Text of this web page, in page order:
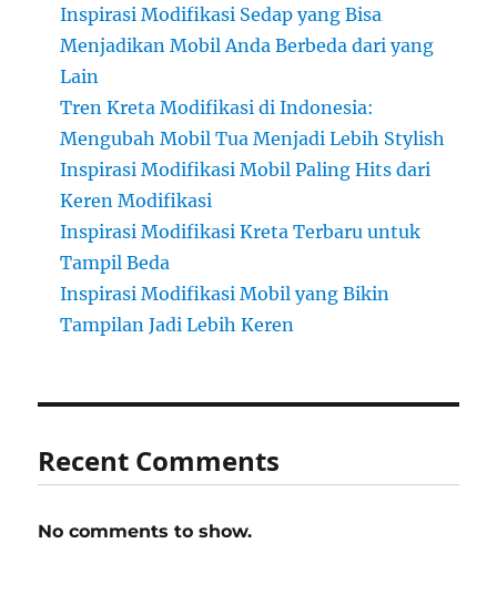
Inspirasi Modifikasi Sedap yang Bisa
Menjadikan Mobil Anda Berbeda dari yang
Lain
Tren Kreta Modifikasi di Indonesia:
Mengubah Mobil Tua Menjadi Lebih Stylish
Inspirasi Modifikasi Mobil Paling Hits dari
Keren Modifikasi
Inspirasi Modifikasi Kreta Terbaru untuk
Tampil Beda
Inspirasi Modifikasi Mobil yang Bikin
Tampilan Jadi Lebih Keren
Recent Comments
No comments to show.